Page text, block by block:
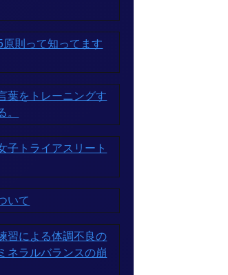
原則って知ってます
葉をトレーニングす
子トライアスリート
いて
習による体調不良の
ネラルバランスの崩